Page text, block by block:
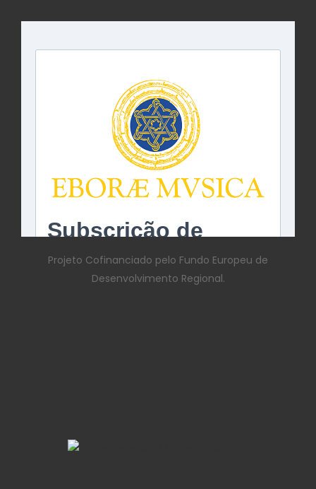
Projeto Cofinanciado pelo Fundo Europeu de
Desenvolvimento Regional.